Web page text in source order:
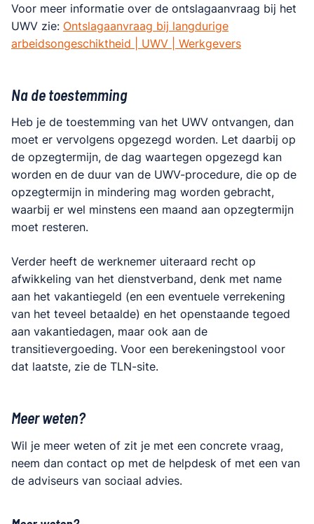
Voor meer informatie over de ontslagaanvraag bij het
UWV zie: Ontslagaanvraag bij langdurige
arbeidsongeschiktheid | UWV | Werkgevers
Na de toestemming
Heb je de toestemming van het UWV ontvangen, dan
moet er vervolgens opgezegd worden. Let daarbij op
de opzegtermijn, de dag waartegen opgezegd kan
worden en de duur van de UWV-procedure, die op de
opzegtermijn in mindering mag worden gebracht,
waarbij er wel minstens een maand aan opzegtermijn
moet resteren.
Verder heeft de werknemer uiteraard recht op
afwikkeling van het dienstverband, denk met name
aan het vakantiegeld (en een eventuele verrekening
van het teveel betaalde) en het openstaande tegoed
aan vakantiedagen, maar ook aan de
transitievergoeding. Voor een berekeningstool voor
dat laatste, zie de TLN-site.
Meer weten?
Wil je meer weten of zit je met een concrete vraag,
neem dan contact op met de helpdesk of met een van
de adviseurs van sociaal advies.